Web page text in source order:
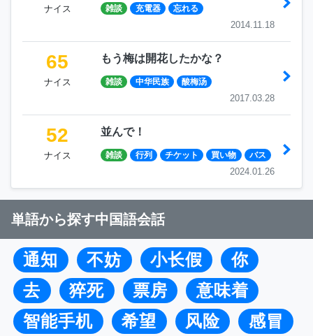
ナイス 雑談 充電器 忘れる
2014.11.18
65
ナイス
もう梅は開花したかな？
雑談 中华民族 酸梅汤
2017.03.28
52
ナイス
並んで！
雑談 行列 チケット 買い物 バス
2024.01.26
単語から探す中国語会話
通知 不妨 小长假
你
去
猝死 票房
意味着
智能手机
希望 风险
感冒